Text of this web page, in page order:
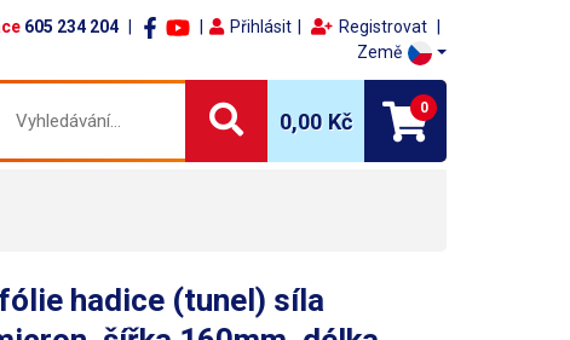
605 234 204 Přihlásit
Registrovat
Země
0,00 Kč
0
hadice (tunel) síla